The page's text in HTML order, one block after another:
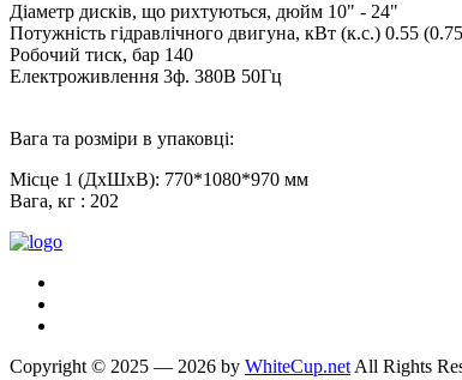
Діаметр дисків, що рихтуються, дюйм 10" - 24"
Потужність гідравлічного двигуна, кВт (к.с.) 0.55
Робочий тиск, бар 140
Електроживлення 3ф. 380В 50Гц
Вага та розміри в упаковці:
Місце 1 (ДхШхВ): 770*1080*970 мм
Вага, кг : 202
Copyright © 2025 — 2026 by WhiteCup.netAll Rights